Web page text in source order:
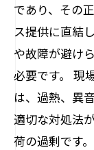
であり、その
ス提供に直結
や故障が避け
必要です。 現
は、過熱、異
適切な対処法
荷の過剰です